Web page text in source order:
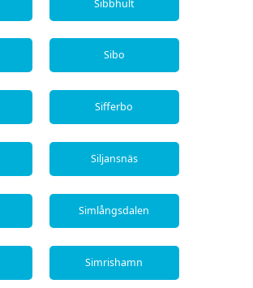
Sibbhult
Sibo
Sifferbo
Siljansnäs
Simlångsdalen
Simrishamn